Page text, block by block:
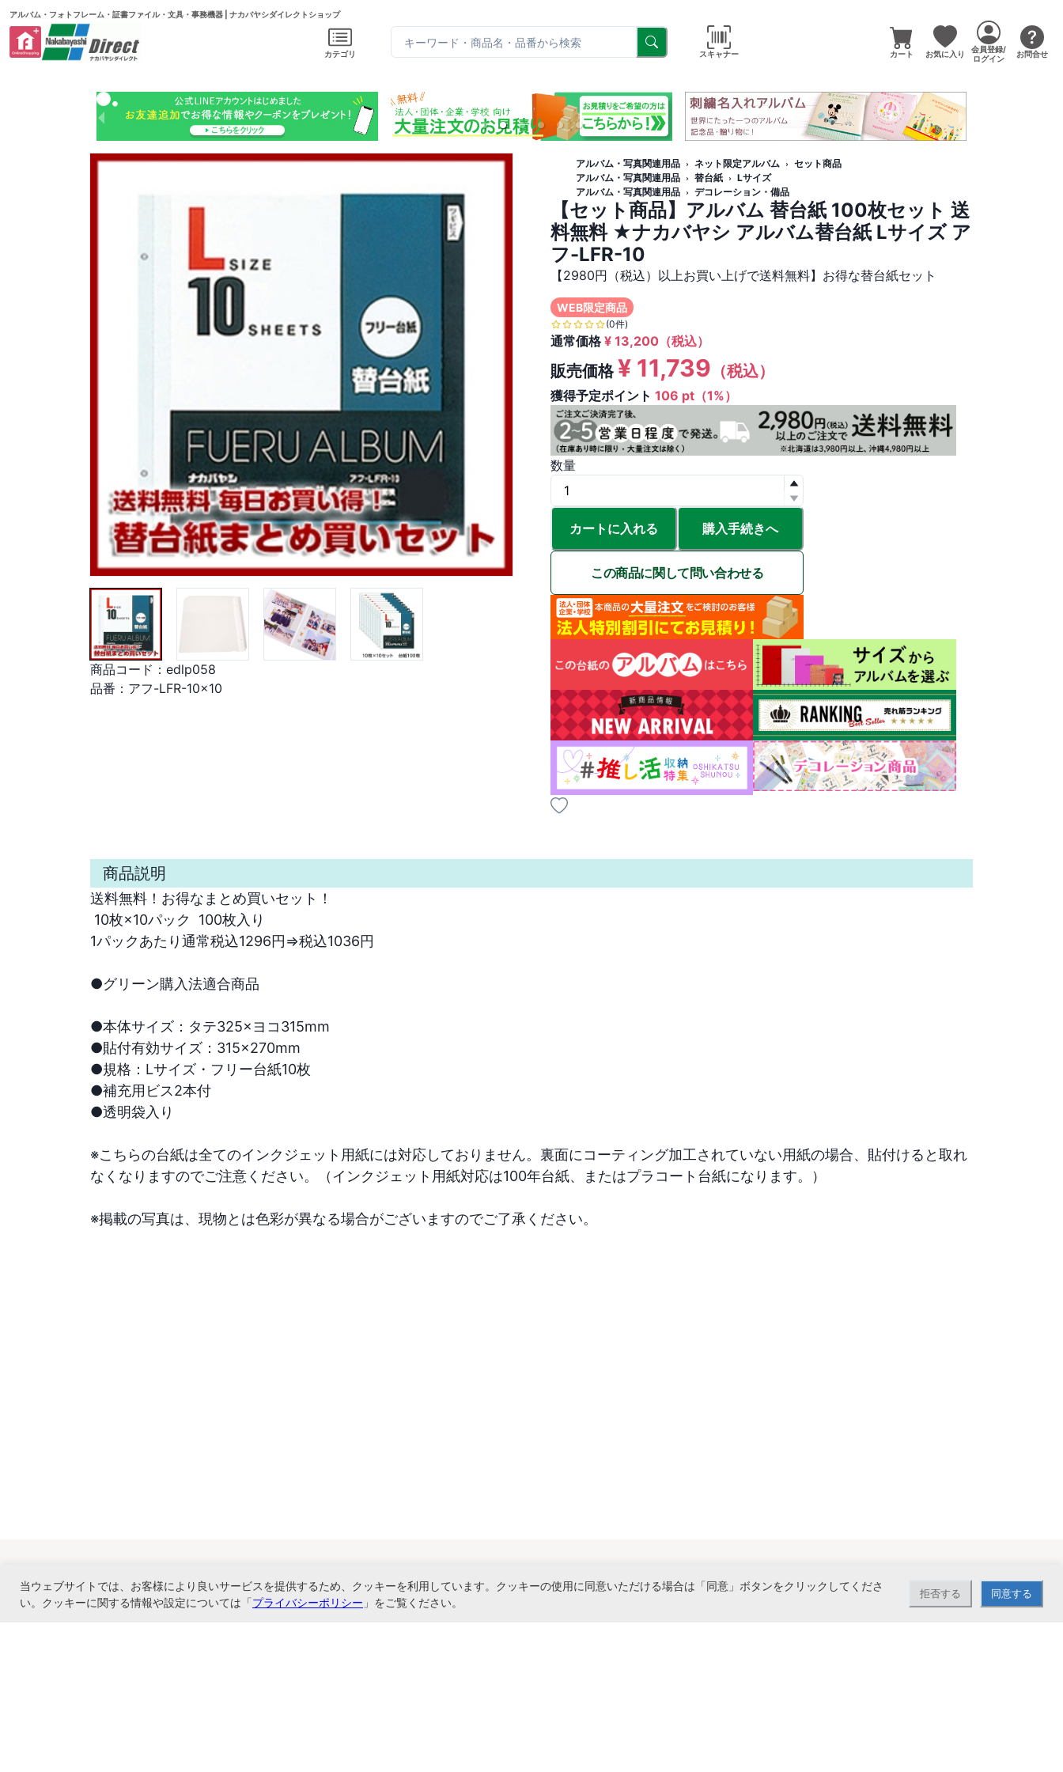
アルバム・フォトフレーム・証書ファイル・文具・事務機器 | ナカバヤシダイレクトショップ
カテゴリ スキャナー カート お気に入り
会員登録/
ログイン
お問合せ
商品コード： edlp058
品番： アフ-LFR-10x10
アルバム・写真関連用品 ネット限定アルバム
セット商品
アルバム・写真関連用品
替台紙
Lサイズ
アルバム・写真関連用品
デコレーション・備品
【セット商品】アルバム 替台紙 100枚セット 送
料無料 ★ナカバヤシ アルバム替台紙 Lサイズ ア
フ-LFR-10
【2980円（税込）以上お買い上げで送料無料】お得な替台紙セット
WEB限定商品
(0件)
通常価格¥ 13,200 （税込）
販売価格¥ 11,739 （税込）
獲得予定ポイント 106 pt（1%）
数量
カートに入れる 購入手続きへ
この商品に関して問い合わせる
商品説明
送料無料！お得なまとめ買いセット！
1パックあたり通常税込1296円⇒税込1036円
●グリーン購入法適合商品
●本体サイズ：タテ325×ヨコ315mm
●貼付有効サイズ：315×270mm
●規格：Lサイズ・フリー台紙10枚
●補充用ビス2本付
●透明袋入り
※こちらの台紙は全てのインクジェット用紙には対応しておりません。裏面にコーティング加工されていない用紙の場合、貼付けると取れ
なくなりますのでご注意ください。（インクジェット用紙対応は100年台紙、またはプラコート台紙になります。）
※掲載の写真は、現物とは色彩が異なる場合がございますのでご了承ください。
関連サービス
当ウェブサイトでは、お客様により良いサービスを提供するため、クッキーを利用しています。クッキーの使用に同意いただける場合は「同意」ボタンをクリックしてくださ
い。クッキーに関する情報や設定については「プライバシーポリシー 」をご覧ください。
拒否する 同意する